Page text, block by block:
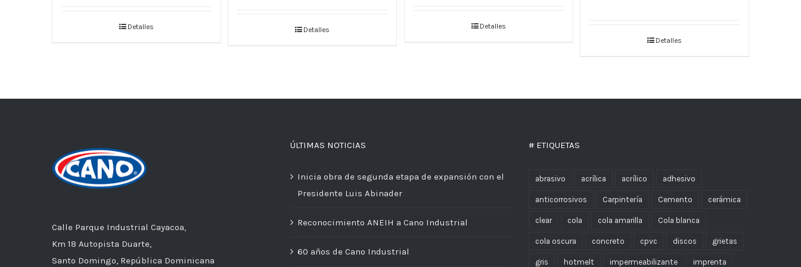
Detalles Detalles Detalles
Detalles
Calle Parque Industrial Cayacoa,
Km 18 Autopista Duarte,
Santo Domingo, República Dominicana
ÚLTIMAS NOTICIAS
Inicia obra de segunda etapa de expansión con el
Presidente Luis Abinader
Reconocimiento ANEIH a Cano Industrial
60 años de Cano Industrial
# ETIQUETAS
abrasivo acrílica acrílico adhesivo
anticorrosivos Carpintería Cemento cerámica
clear cola cola amarilla Cola blanca
cola oscura concreto cpvc discos grietas
gris hotmelt impermeabilizante imprenta